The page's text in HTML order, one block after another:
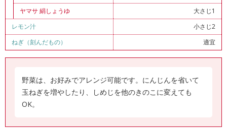
ヤマサ 絹しょうゆ
大さじ1
レモン汁
小さじ2
ねぎ（刻んだもの）
適宜
野菜は、お好みでアレンジ可能です。にんじんを省いて
玉ねぎを増やしたり、しめじを他のきのこに変えても
OK。